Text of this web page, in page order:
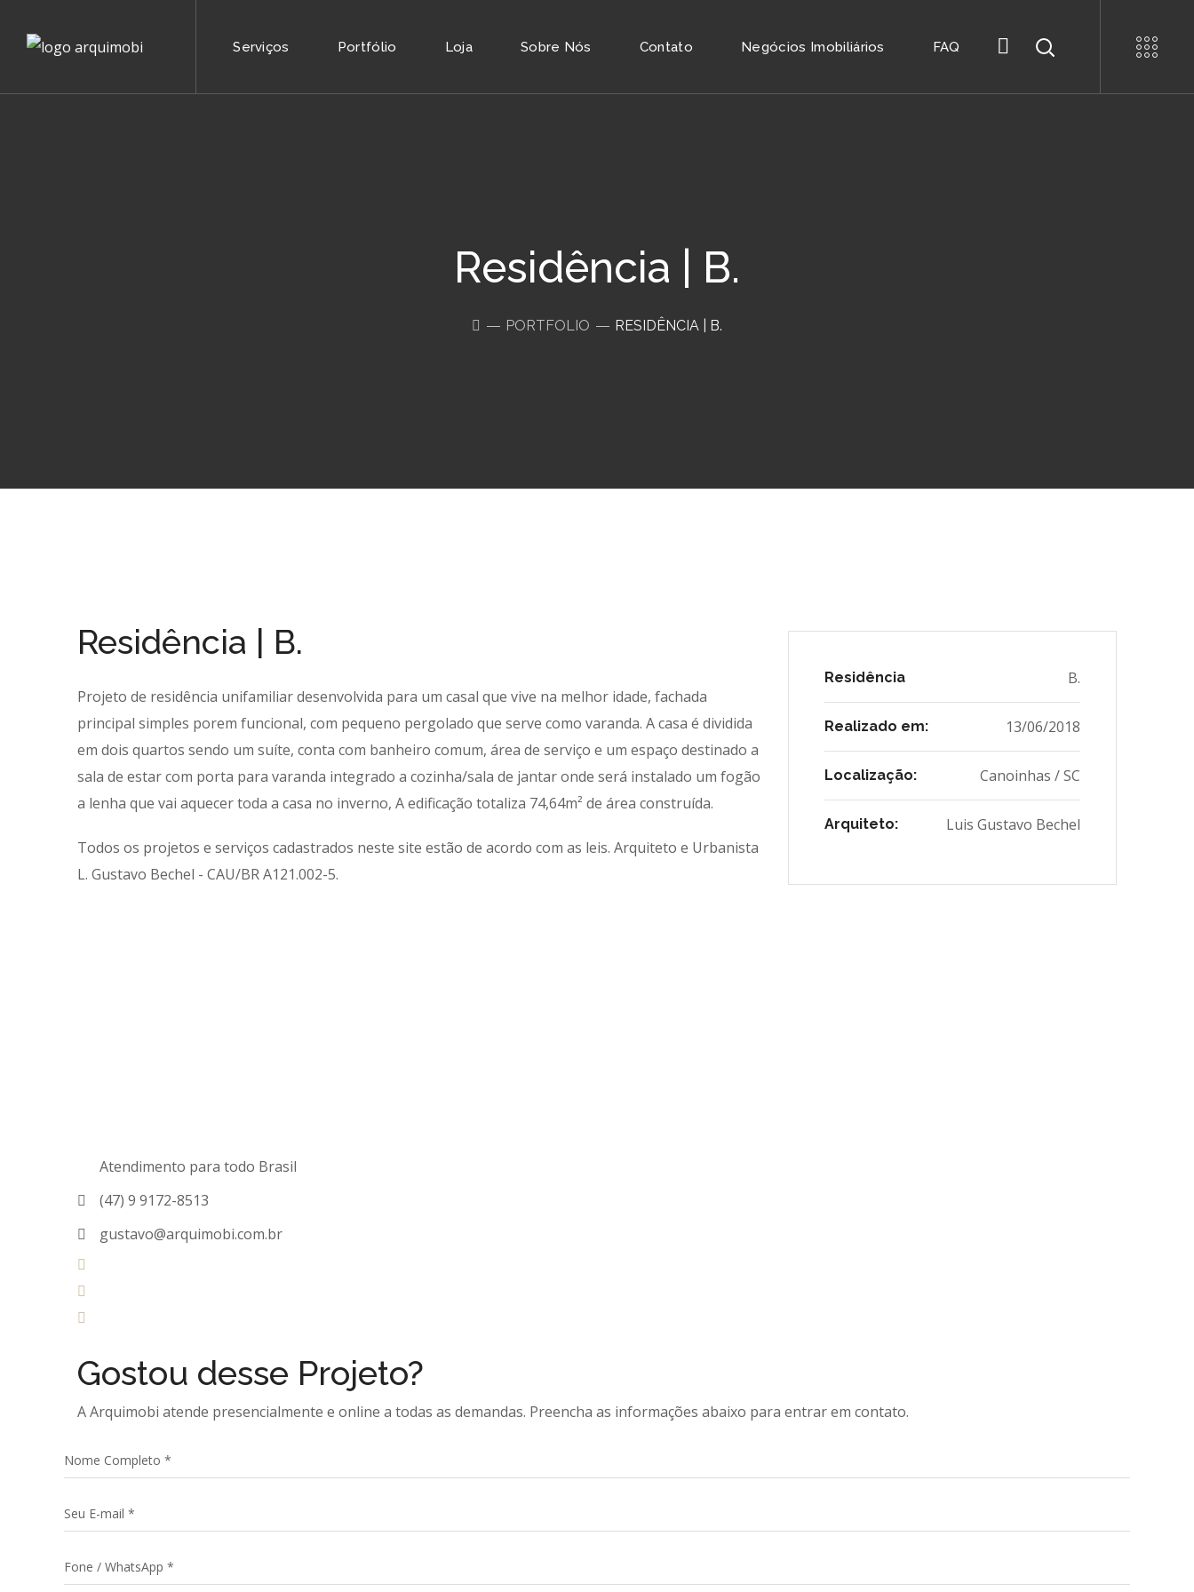
Serviços Portfólio Loja Sobre Nós Contato Negócios Imobiliários FAQ
Residência | B.
PORTFOLIO RESIDÊNCIA | B.
Residência | B.
Projeto de residência unifamiliar desenvolvida para um casal que vive na melhor idade, fachada
principal simples porem funcional, com pequeno pergolado que serve como varanda. A casa é dividida
em dois quartos sendo um suíte, conta com banheiro comum, área de serviço e um espaço destinado a
sala de estar com porta para varanda integrado a cozinha/sala de jantar onde será instalado um fogão
a lenha que vai aquecer toda a casa no inverno, A edificação totaliza 74,64m² de área construída.
Todos os projetos e serviços cadastrados neste site estão de acordo com as leis. Arquiteto e Urbanista
L. Gustavo Bechel - CAU/BR A121.002-5.
Residência B.
Realizado em: 13/06/2018
Localização: Canoinhas / SC
Arquiteto: Luis Gustavo Bechel
Atendimento para todo Brasil
(47) 9 9172-8513
gustavo@arquimobi.com.br
Gostou desse Projeto?
A Arquimobi atende presencialmente e online a todas as demandas. Preencha as informações abaixo para entrar em contato.